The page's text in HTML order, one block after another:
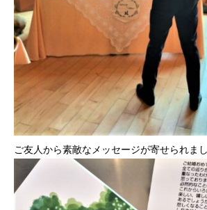
ご友人から素敵なメッセージが寄せられま